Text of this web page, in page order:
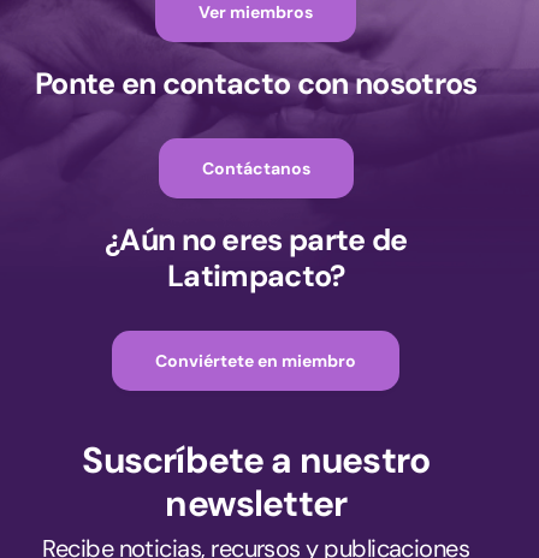
Ver miembros
Ponte en contacto con nosotros
Contáctanos
¿Aún no eres parte de
Latimpacto?
Conviértete en miembro
Suscríbete a nuestro
newsletter
Recibe noticias, recursos y publicaciones